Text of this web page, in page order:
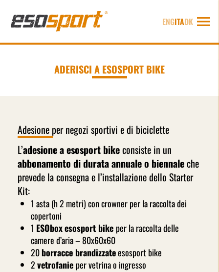
ENGITADK
ADERISCI A ESOSPORT BIKE
Adesione per negozi sportivi e di biciclette
L’adesione a esosport bikeconsiste in un
abbonamento di durata annuale o biennaleche
prevede la consegna e l’installazione dello Starter
Kit:
1 asta (h 2 metri) con crowner per la raccolta dei
copertoni
1 ESOboxesosport bike per la raccolta delle
camere d’aria – 80x60x60
20borracce brandizzateesosport bike
2vetrofanie per vetrina o ingresso